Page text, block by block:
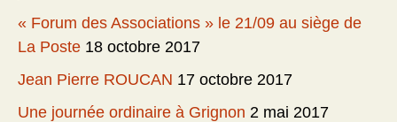
« Forum des Associations » le 21/09 au siège de
La Poste 18 octobre 2017
Jean Pierre ROUCAN 17 octobre 2017
Une journée ordinaire à Grignon 2 mai 2017